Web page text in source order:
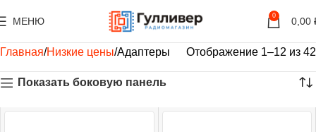
МЕНЮ 0 0,00
Главная Низкие цены Адаптеры Отображение 1–12 из 42
Показать боковую панель